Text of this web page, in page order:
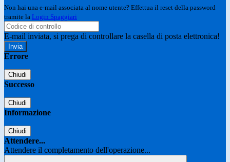
Non hai una e-mail associata al nome utente? Effettua il reset della password
tramite la Login Spaggiari
E-mail inviata, si prega di controllare la casella di posta elettronica!
Errore
Chiudi
Successo
Chiudi
Informazione
Chiudi
Attendere...
Attendere il completamento dell'operazione...